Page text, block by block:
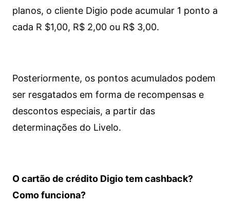
planos, o cliente Digio pode acumular 1 ponto a
cada R $1,00, R$ 2,00 ou R$ 3,00.
Posteriormente, os pontos acumulados podem
ser resgatados em forma de recompensas e
descontos especiais, a partir das
determinações do Livelo.
O cartão de crédito Digio tem cashback?
Como funciona?